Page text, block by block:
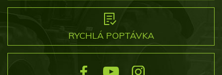
RYCHLÁ POPTÁVKA